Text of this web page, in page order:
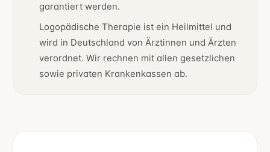
garantiert werden.
Logopädische Therapie ist ein Heilmittel und
wird in Deutschland von Ärztinnen und Ärzten
verordnet. Wir rechnen mit allen gesetzlichen
sowie privaten Krankenkassen ab.